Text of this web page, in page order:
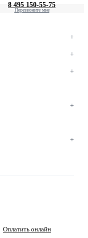
8 495 150-55-75
Перезвоните мне
Оплатить онлайн